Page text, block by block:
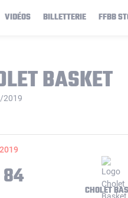
VIDÉOS BILLETTERIE FFBB
BASKET
2019
CHOLET